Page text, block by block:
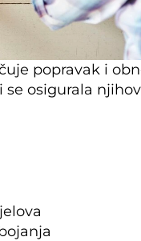
popravak i
osigurala